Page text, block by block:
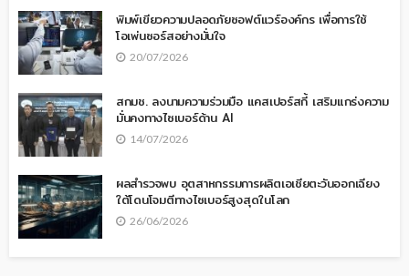
พิมพ์เขียวความปลอดภัยซอฟต์แวร์องค์กร เพื่อการใช้
โอเพ่นซอร์สอย่างมั่นใจ
20/07/2026
สกมช. ลงนามความร่วมมือ แคสเปอร์สกี้ เสริมแกร่งความ
มั่นคงทางไซเบอร์ด้าน AI
14/07/2026
ผลสำรวจพบ อุตสาหกรรมการผลิตเอเชียตะวันออกเฉียง
ใต้โดนโจมตีทางไซเบอร์สูงสุดในโลก
26/06/2026